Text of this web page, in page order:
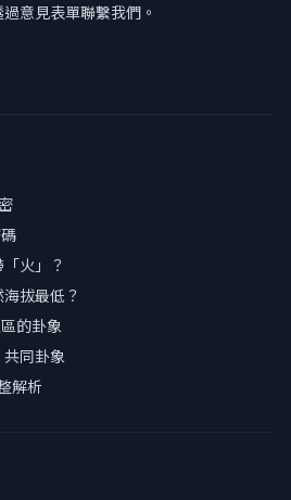
意見表單聯繫我們。
火」？
拔最低？
的卦象
同卦象
解析